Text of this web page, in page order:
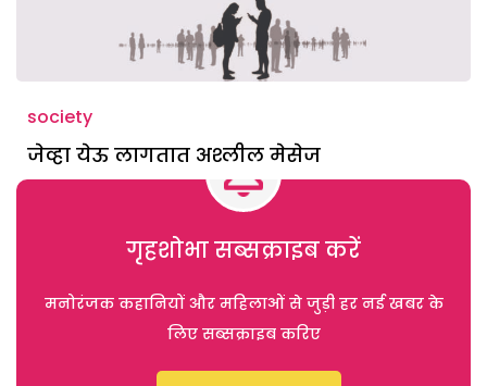
society
जेव्हा येऊ लागतात अश्लील मेसेज
गृहशोभा सब्सक्राइब करें
मनोरंजक कहानियों और महिलाओं से जुड़ी हर नई खबर के
लिए सब्सक्राइब करिए